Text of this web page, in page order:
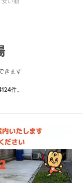
きます
件。